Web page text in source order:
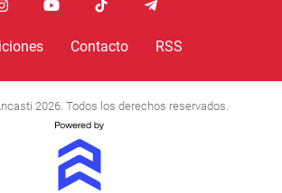
Contacto RSS
2026. Todos los derechos reservados.